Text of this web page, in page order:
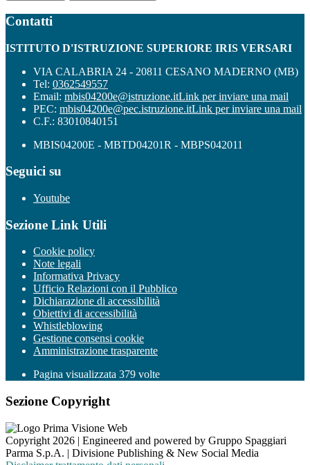
Contatti
ISTITUTO D'ISTRUZIONE SUPERIORE IRIS VERSARI
VIA CALABRIA 24 - 20811 CESANO MADERNO (MB)
Tel: 0362549557
Email: mbis04200e@istruzione.itLink per inviare una mail
PEC: mbis04200e@pec.istruzione.itLink per inviare una mail
C.F.: 83010840151
MBIS04200E - MBTD04201R - MBPS042011
Seguici su
Youtube
Sezione Link Utili
Cookie policy
Note legali
Informativa Privacy
Ufficio Relazioni con il Pubblico
Dichiarazione di accessibilità
Obiettivi di accessibilità
Whistleblowing
Gestione consensi cookie
Amministrazione trasparente
Pagina visualizzata 379 volte
Sezione Copyright
Copyright 2026 | Engineered and powered by Gruppo Spaggiari
Parma S.p.A. | Divisione Publishing & New Social Media